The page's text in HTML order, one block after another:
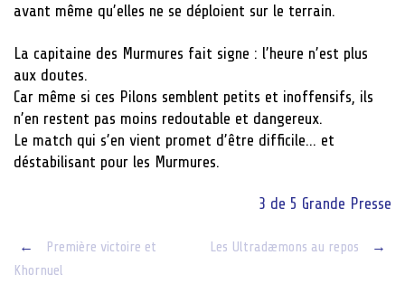
avant même qu’elles ne se déploient sur le terrain.
La capitaine des Murmures fait signe : l’heure n’est plus
aux doutes.
Car même si ces Pilons semblent petits et inoffensifs, ils
n’en restent pas moins redoutable et dangereux.
Le match qui s’en vient promet d’être difficile… et
déstabilisant pour les Murmures.
3 de 5 Grande Presse
Post
←
Première victoire et
Khornuel
Les Ultradæmons au repos →